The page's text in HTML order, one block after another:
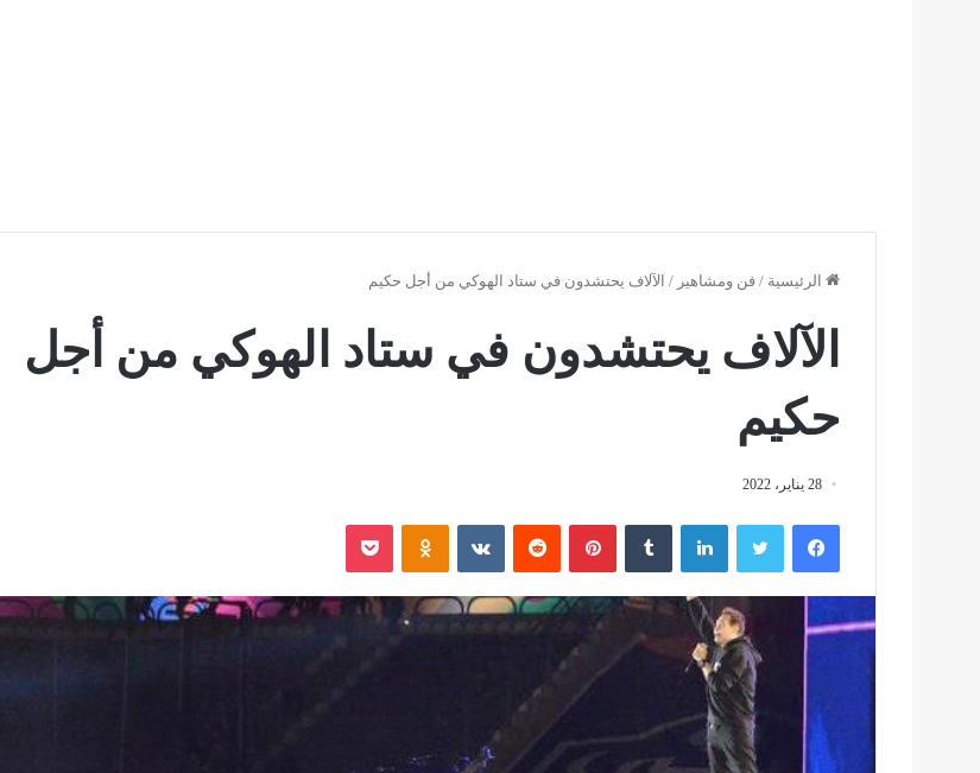
الرئيسية / فن ومشاهير / الآلاف يحتشدون في ستاد الهوكي من أجل حكيم
الآلاف يحتشدون في ستاد الهوكي من أجل
حكيم
28 يناير، 2022
فيسبوك تويتر لينكدإن بينتيريست Odnoklassniki
بوكيت